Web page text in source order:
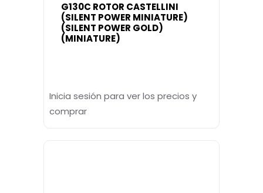
G130C ROTOR CASTELLINI
(SILENT POWER MINIATURE)
(SILENT POWER GOLD)
(MINIATURE)
Inicia sesión para ver los precios y
comprar